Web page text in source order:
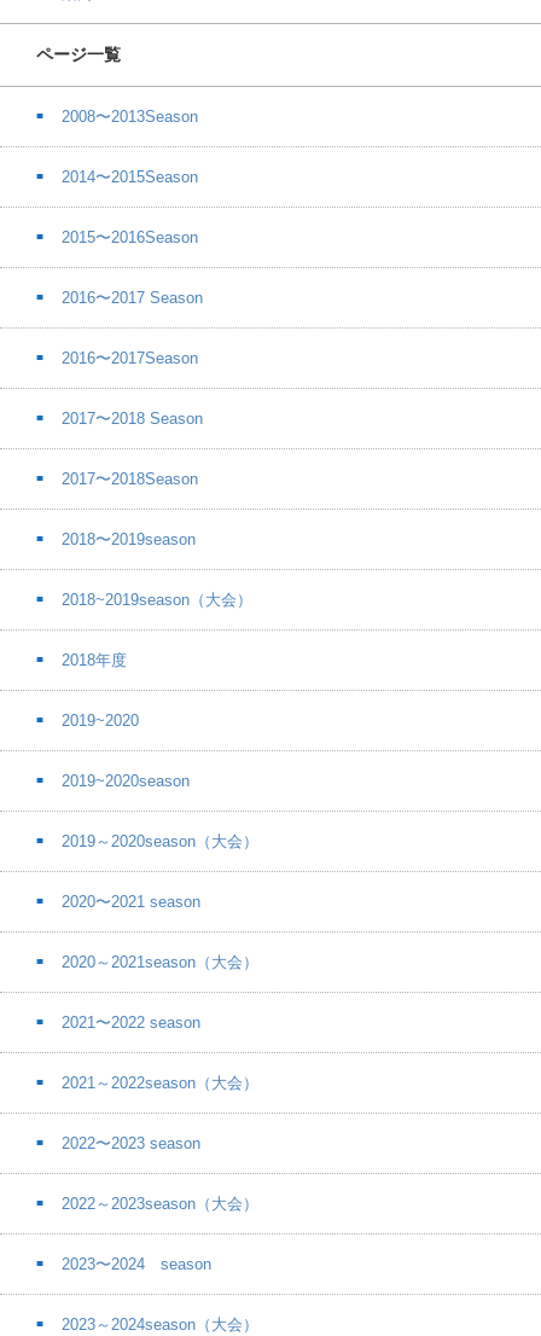
ページ一覧
2008〜2013Season
2014〜2015Season
2015〜2016Season
2016〜2017 Season
2016〜2017Season
2017〜2018 Season
2017〜2018Season
2018〜2019season
2018~2019season（大会）
2018年度
2019~2020
2019~2020season
2019～2020season（大会）
2020〜2021 season
2020～2021season（大会）
2021〜2022 season
2021～2022season（大会）
2022〜2023 season
2022～2023season（大会）
2023〜2024 season
2023～2024season（大会）